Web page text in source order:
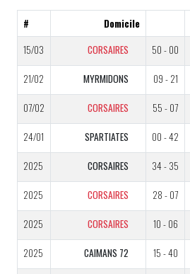
# Domicile
15/03
CORSAIRES 50 - 00
21/02 MYRMIDONS 09 - 21
07/02 CORSAIRES 55 - 07
24/01 SPARTIATES 00 - 42
2025 CORSAIRES 34 - 35
2025 CORSAIRES 28 - 07
2025 CORSAIRES 10 - 06
2025 CAIMANS 72 15 - 40